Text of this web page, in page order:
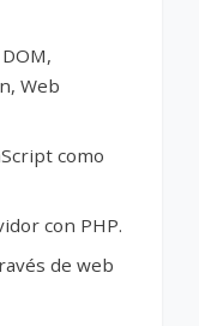
Web
como
con PHP.
de web